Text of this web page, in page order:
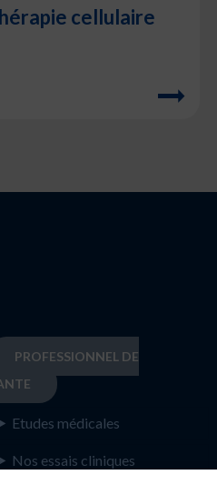
cellulaire
PROFESSIONNEL DE
Etudes médicales
Nos essais cliniques